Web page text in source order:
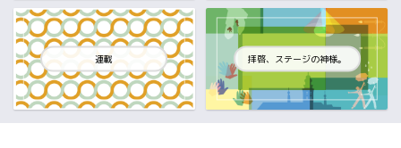
連載 拝啓、ステージの神様。